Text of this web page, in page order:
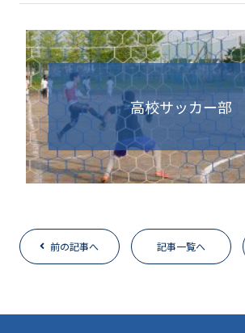
高校サッカー部
前の記事へ 記事一覧へ